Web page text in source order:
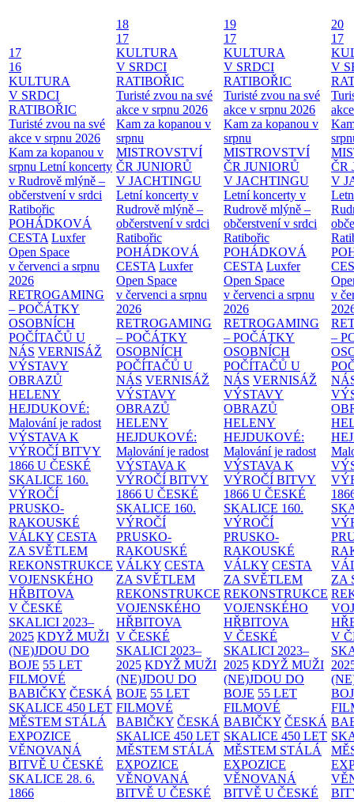
17
16
KULTURA
V SRDCI
RATIBOŘIC
Turisté zvou na své
akce v srpnu 2026
Kam za kopanou v
srpnu Letní koncerty
v Rudrově mlýně –
občerstvení v srdci
Ratibořic
POHÁDKOVÁ
CESTA Luxfer
Open Space
v červenci a srpnu
2026
RETROGAMING
– POČÁTKY
OSOBNÍCH
POČÍTAČŮ U
NÁS VERNISÁŽ
VÝSTAVY
OBRAZŮ
HELENY
HEJDUKOVÉ:
Malování je radost
VÝSTAVA K
VÝROČÍ BITVY
1866 U ČESKÉ
SKALICE 160.
VÝROČÍ
PRUSKO-
RAKOUSKÉ
VÁLKY CESTA
ZA SVĚTLEM
REKONSTRUKCE
VOJENSKÉHO
HŘBITOVA
V ČESKÉ
SKALICI 2023–
2025 KDYŽ MUŽI
(NE)JDOU DO
BOJE 55 LET
FILMOVÉ
BABIČKY ČESKÁ
SKALICE 450 LET
MĚSTEM STÁLÁ
EXPOZICE
VĚNOVANÁ
BITVĚ U ČESKÉ
SKALICE 28. 6.
1866
18
17
KULTURA
V SRDCI
RATIBOŘIC
Turisté zvou na své
akce v srpnu 2026
Kam za kopanou v
srpnu
MISTROVSTVÍ
ČR JUNIORŮ
V JACHTINGU
Letní koncerty v
Rudrově mlýně –
občerstvení v srdci
Ratibořic
POHÁDKOVÁ
CESTA Luxfer
Open Space
v červenci a srpnu
2026
RETROGAMING
– POČÁTKY
OSOBNÍCH
POČÍTAČŮ U
NÁS VERNISÁŽ
VÝSTAVY
OBRAZŮ
HELENY
HEJDUKOVÉ:
Malování je radost
VÝSTAVA K
VÝROČÍ BITVY
1866 U ČESKÉ
SKALICE 160.
VÝROČÍ
PRUSKO-
RAKOUSKÉ
VÁLKY CESTA
ZA SVĚTLEM
REKONSTRUKCE
VOJENSKÉHO
HŘBITOVA
V ČESKÉ
SKALICI 2023–
2025 KDYŽ MUŽI
(NE)JDOU DO
BOJE 55 LET
FILMOVÉ
BABIČKY ČESKÁ
SKALICE 450 LET
MĚSTEM STÁLÁ
EXPOZICE
VĚNOVANÁ
BITVĚ U ČESKÉ
19
17
KULTURA
V SRDCI
RATIBOŘIC
Turisté zvou na své
akce v srpnu 2026
Kam za kopanou v
srpnu
MISTROVSTVÍ
ČR JUNIORŮ
V JACHTINGU
Letní koncerty v
Rudrově mlýně –
občerstvení v srdci
Ratibořic
POHÁDKOVÁ
CESTA Luxfer
Open Space
v červenci a srpnu
2026
RETROGAMING
– POČÁTKY
OSOBNÍCH
POČÍTAČŮ U
NÁS VERNISÁŽ
VÝSTAVY
OBRAZŮ
HELENY
HEJDUKOVÉ:
Malování je radost
VÝSTAVA K
VÝROČÍ BITVY
1866 U ČESKÉ
SKALICE 160.
VÝROČÍ
PRUSKO-
RAKOUSKÉ
VÁLKY CESTA
ZA SVĚTLEM
REKONSTRUKCE
VOJENSKÉHO
HŘBITOVA
V ČESKÉ
SKALICI 2023–
2025 KDYŽ MUŽI
(NE)JDOU DO
BOJE 55 LET
FILMOVÉ
BABIČKY ČESKÁ
SKALICE 450 LET
MĚSTEM STÁLÁ
EXPOZICE
VĚNOVANÁ
BITVĚ U ČESKÉ
20
17
V
ČR
V
v
–
ZA
V